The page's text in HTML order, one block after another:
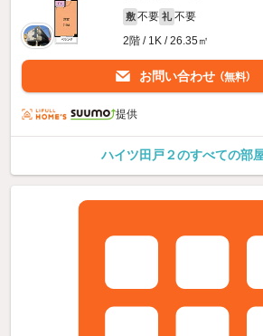
敷 不要 礼 不要
2階 / 1K / 26.35㎡
お問い合わせ （無料）
提供
ハイツ田戸２のすべての部